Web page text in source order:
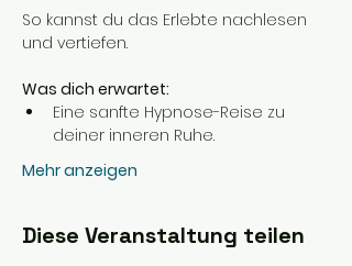
So kannst du das Erlebte nachlesen
und vertiefen.
Was dich erwartet:
Eine sanfte Hypnose-Reise zu
deiner inneren Ruhe.
Mehr anzeigen
Diese Veranstaltung teilen